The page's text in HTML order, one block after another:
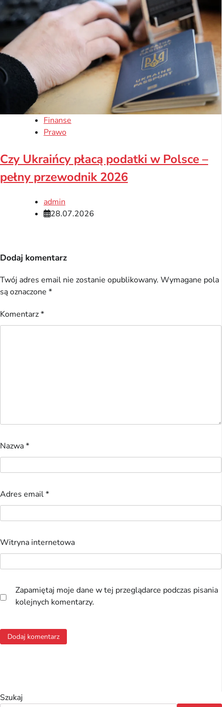
Finanse
Prawo
Czy Ukraińcy płacą podatki w Polsce –
pełny przewodnik 2026
admin
28.07.2026
Dodaj komentarz
Twój adres email nie zostanie opublikowany. Wymagane pola
są oznaczone *
Komentarz*
Nazwa*
Adres email*
Witryna internetowa
Zapamiętaj moje dane w tej przeglądarce podczas pisania
kolejnych komentarzy.
Szukaj